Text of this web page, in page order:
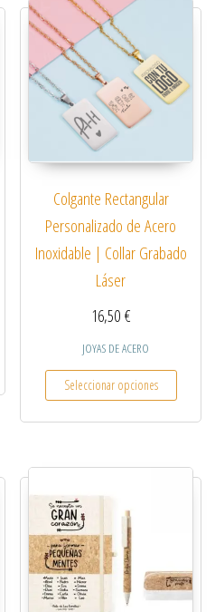
Colgante Rectangular
Personalizado de Acero
Inoxidable | Collar Grabado
Láser
16,50€
JOYAS DE ACERO
Seleccionar opciones
Este